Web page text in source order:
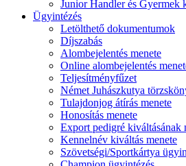
Junior Handler és Gyermek
Ügyintézés
Letölthető dokumentumok
Díjszabás
Alombejelentés menete
Online alombejelentés
Teljesítményfűzet
Német Juhászkutya
Tulajdonjog átírás menete
Honosítás menete
Export pedigré kiváltásának
Kennelnév kiváltás menete
Szövetségi/Sportkártya